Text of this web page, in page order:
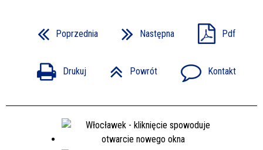
Poprzednia Następna Pdf
Drukuj Powrót Kontakt